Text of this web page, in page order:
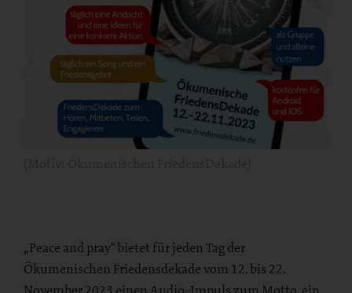
„Peace and pray“ bietet für jeden Tag der
Ökumenischen Friedensdekade vom 12. bis 22.